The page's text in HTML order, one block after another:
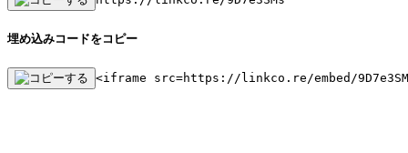
埋め込みコードをコピー
<iframe src=https://linkco.re/embed/